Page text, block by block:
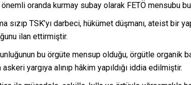
oranda kurmay subay olarak FETÖ mensubu
sızıp TSK’yı darbeci, hükümet düşmanı, ateist bir
ilan ettirmiştir.
bu örgüte mensup olduğu, örgütle organik
askeri yargıya alınıp hâkim yapıldığı iddia edilmiştir.